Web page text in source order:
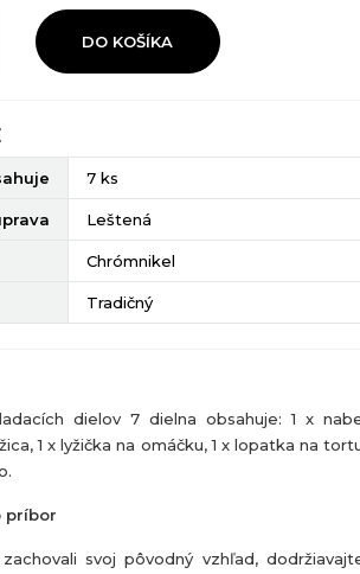
DO KOŠÍKA
7 ks
Leštená
Chrómnikel
Tradičný
dielov 7 dielna obsahuje: 1 x
1 x lyžička na omáčku, 1 x lopatka na
príbor
svoj pôvodný vzhľad,